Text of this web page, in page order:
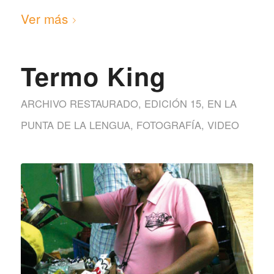
Ver más
Termo King
ARCHIVO RESTAURADO, EDICIÓN 15, EN LA
PUNTA DE LA LENGUA, FOTOGRAFÍA, VIDEO